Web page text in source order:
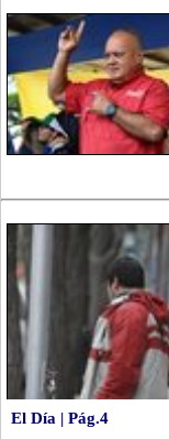
El Día | Pág.4